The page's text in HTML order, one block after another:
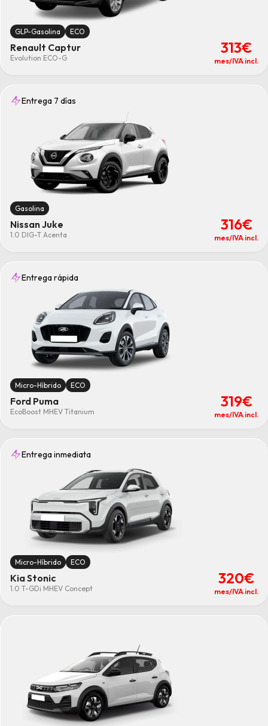
GLP-Gasolina ECO
Renault Captur
Evolution ECO-G
313€
mes/IVA incl.
Entrega 7 días
Gasolina
Nissan Juke
1.0 DIG-T Acenta
316€
mes/IVA incl.
Entrega rápida
Micro-Híbrido ECO
Ford Puma
EcoBoost MHEV Titanium
319€
mes/IVA incl.
Entrega inmediata
Micro-Híbrido ECO
Kia Stonic
1.0 T-GDi MHEV Concept
320€
mes/IVA incl.